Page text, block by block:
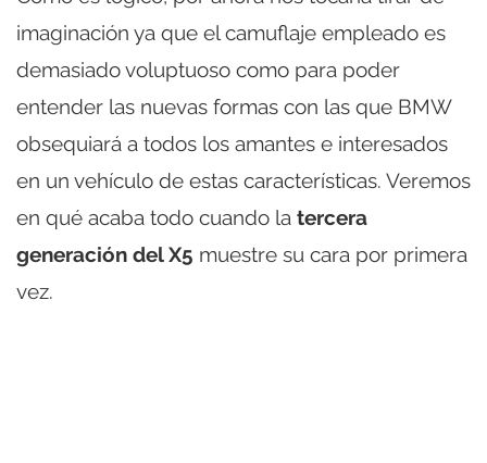
imaginación ya que el camuflaje empleado es
demasiado voluptuoso como para poder
entender las nuevas formas con las que BMW
obsequiará a todos los amantes e interesados
en un vehículo de estas características. Veremos
en qué acaba todo cuando la tercera
generación del X5 muestre su cara por primera
vez.